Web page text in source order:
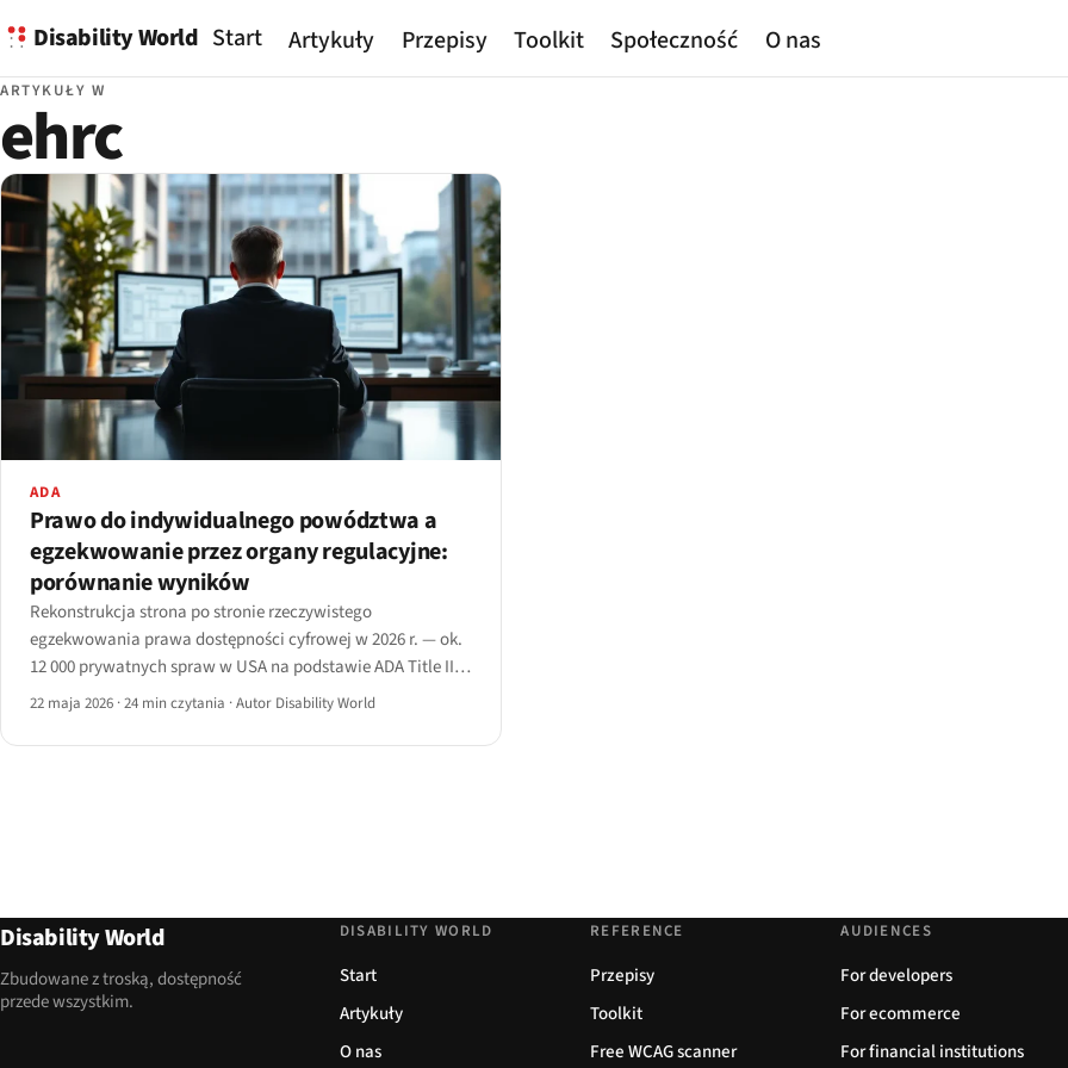
Disability World Start Artykuły Przepisy Toolkit Społeczność O nas
ARTYKUŁY W
ehrc
ADA
Prawo do indywidualnego powództwa a
egzekwowanie przez organy regulacyjne:
porównanie wyników
Rekonstrukcja strona po stronie rzeczywistego
egzekwowania prawa dostępności cyfrowej w 2026 r. — ok.
12 000 prywatnych spraw w USA na podstawie ADA Title III
wobec kilkuset działań prowadzonych przez organy
22 maja 2026 ·24 min czytania ·Autor Disability World
Disability World
Zbudowane z troską, dostępność
przede wszystkim.
DISABILITY WORLD
Start
Artykuły
O nas
REFERENCE
Przepisy
Toolkit
Free WCAG scanner
AUDIENCES
For developers
For ecommerce
For financial institutions